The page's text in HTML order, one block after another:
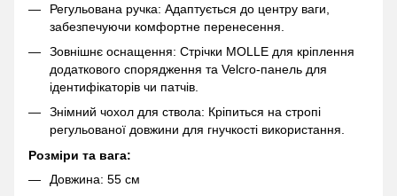
Регульована ручка: Адаптується до центру ваги,
забезпечуючи комфортне перенесення.
Зовнішнє оснащення: Стрічки MOLLE для кріплення
додаткового спорядження та Velcro-панель для
ідентифікаторів чи патчів.
Знімний чохол для ствола: Кріпиться на стропі
регульованої довжини для гнучкості використання.
Розміри та вага:
Довжина: 55 см